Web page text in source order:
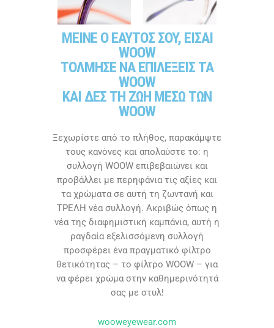
ΜΕΙΝΕ Ο ΕΑΥΤΟΣ ΣΟΥ, ΕΙΣΑΙ
WOOW
ΤΟΛΜΗΣΕ ΝΑ ΕΠΙΛΕΞΕΙΣ ΤΑ
WOOW
ΚΑΙ ΔΕΣ ΤΗ ΖΩΗ ΜΕΣΩ ΤΩΝ
WOOW
Ξεχωρίστε από το πλήθος, παρακάμψτε
τους κανόνες και απολαύστε το: η
συλλογή WOOW επιβεβαιώνει και
προβάλλει με περηφάνια τις αξίες και
τα χρώματα σε αυτή τη ζωντανή και
ΤΡΕΛΗ νέα συλλογή. Ακριβώς όπως η
νέα της διαφημιστική καμπάνια, αυτή η
ραγδαία εξελισσόμενη συλλογή
προσφέρει ένα πραγματικό φίλτρο
θετικότητας – το φίλτρο WOOW – για
να φέρει χρώμα στην καθημερινότητά
σας με στυλ!
wooweyewear.com